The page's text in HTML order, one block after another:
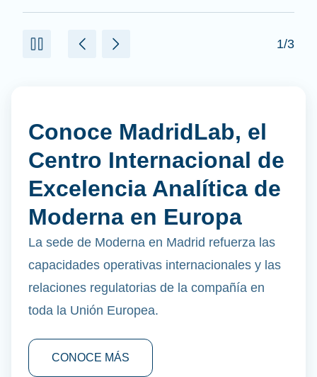
1/3
Conoce MadridLab, el
Centro Internacional de
Excelencia Analítica de
Moderna en Europa
La sede de Moderna en Madrid refuerza las
capacidades operativas internacionales y las
relaciones regulatorias de la compañía en
toda la Unión Europea.
CONOCE MÁS